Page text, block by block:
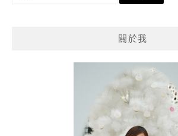
關於我